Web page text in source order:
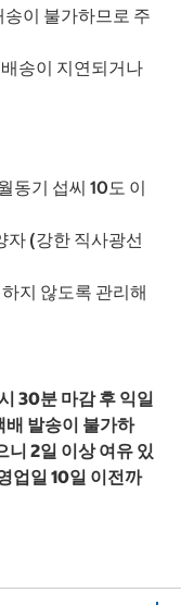
이 불가하므로 주
송이 지연되거나
동기 섭씨 10도 이
자 (강한 직사광선
지 않도록 관리해
30분 마감 후 익일
배 발송이 불가하
니 2일 이상 여유 있
업일 10일 이전까